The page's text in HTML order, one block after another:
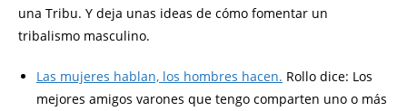
una Tribu. Y deja unas ideas de cómo fomentar un
tribalismo masculino.
Las mujeres hablan, los hombres hacen. Rollo dice: Los
mejores amigos varones que tengo comparten uno o más